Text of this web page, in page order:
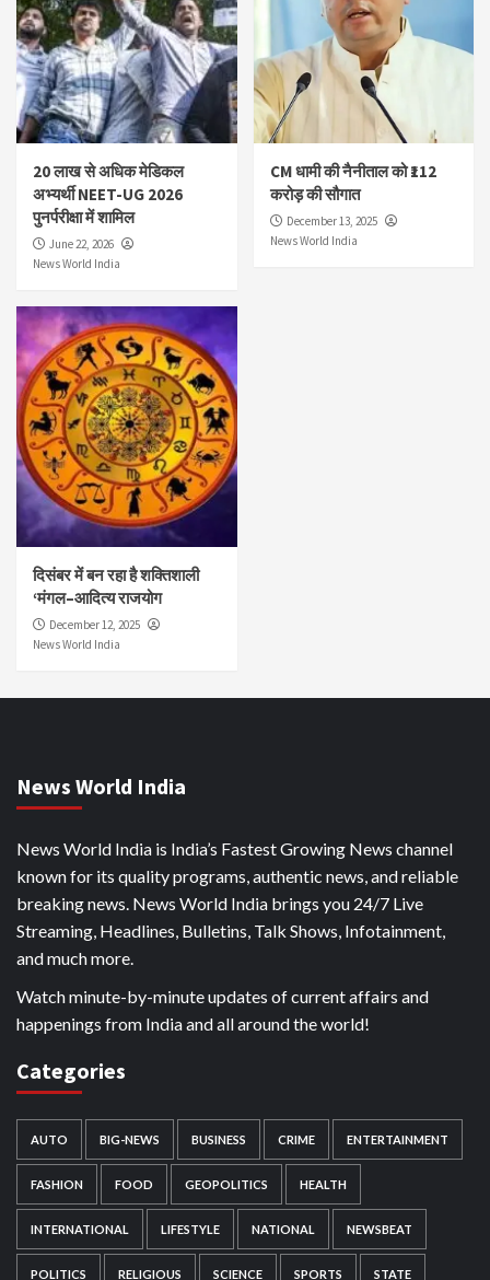
20 लाख से अधिक मेडिकल
अभ्यर्थी NEET-UG 2026
पुनर्परीक्षा में शामिल
June 22, 2026
News World India
CM धामी की नैनीताल को ₹112
करोड़ की सौगात
December 13, 2025
News World India
दिसंबर में बन रहा है शक्तिशाली
‘मंगल–आदित्य राजयोग
December 12, 2025
News World India
News World India
News World India is India’s Fastest Growing News channel
known for its quality programs, authentic news, and reliable
breaking news. News World India brings you 24/7 Live
Streaming, Headlines, Bulletins, Talk Shows, Infotainment,
and much more.
Watch minute-by-minute updates of current affairs and
happenings from India and all around the world!
Categories
AUTO BIG-NEWS BUSINESS CRIME ENTERTAINMENT
FASHION FOOD GEOPOLITICS HEALTH
INTERNATIONAL LIFESTYLE NATIONAL NEWSBEAT
POLITICS RELIGIOUS SCIENCE SPORTS STATE